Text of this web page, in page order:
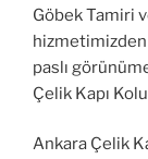
Göbek Tamiri
hizmetimizden
paslı
Çelik Kapı
Ankara Çelik